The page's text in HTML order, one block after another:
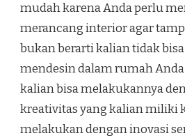
mudah karena Anda perlu
merancang interior agar
bukan berarti kalian tidak
mendesin dalam rumah
kalian bisa melakukannya
kreativitas yang kalian miliki
melakukan dengan inovasi